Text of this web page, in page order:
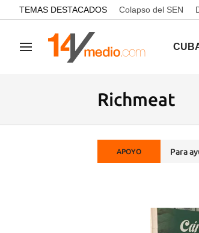
common.go-to-content
TEMAS DESTACADOS Colapso del SEN
Navegación
Richmeat
APOYO Para